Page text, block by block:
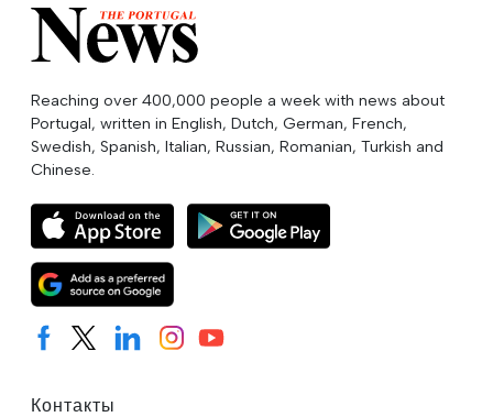
Reaching over 400,000 people a week with news about
Portugal, written in English, Dutch, German, French,
Swedish, Spanish, Italian, Russian, Romanian, Turkish and
Chinese.
Контакты